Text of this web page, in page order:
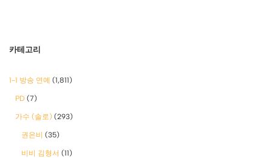
카테고리
1-1 방송 연예 (1,811)
PD (7)
가수 (솔로) (293)
권은비 (35)
비비 김형서 (11)